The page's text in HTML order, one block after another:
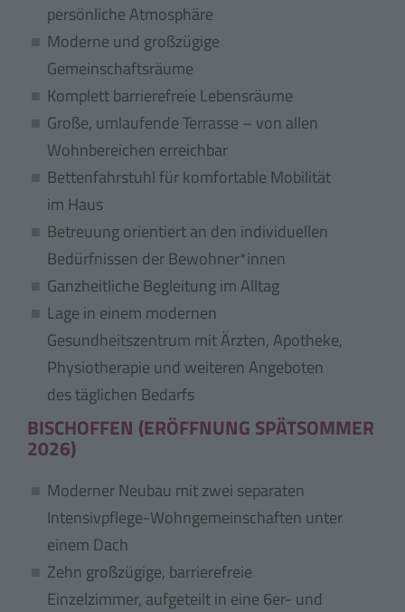
persönliche Atmosphäre
Moderne und großzügige
Gemeinschaftsräume
Komplett barrierefreie Lebensräume
Große, umlaufende Terrasse – von allen
Wohnbereichen erreichbar
Bettenfahrstuhl für komfortable Mobilität
im Haus
Betreuung orientiert an den individuellen
Bedürfnissen der Bewohner*innen
Ganzheitliche Begleitung im Alltag
Lage in einem modernen
Gesundheitszentrum mit Ärzten, Apotheke,
Physiotherapie und weiteren Angeboten
des täglichen Bedarfs
BISCHOFFEN (ERÖFFNUNG SPÄTSOMMER
2026)
Moderner Neubau mit zwei separaten
Intensivpflege-Wohngemeinschaften unter
einem Dach
Zehn großzügige, barrierefreie
Einzelzimmer, aufgeteilt in eine 6er- und